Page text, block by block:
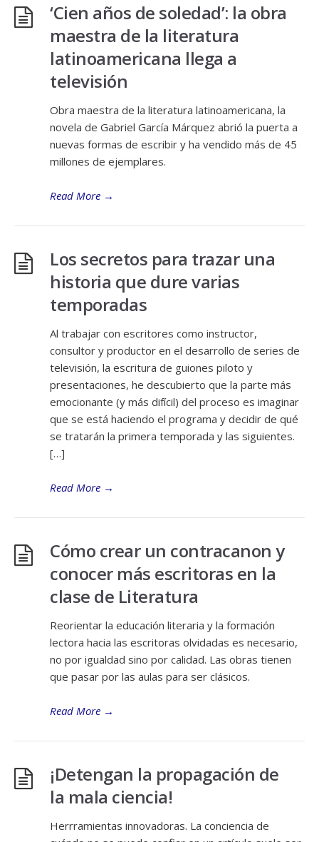
‘Cien años de soledad’: la obra
maestra de la literatura
latinoamericana llega a
televisión
Obra maestra de la literatura latinoamericana, la
novela de Gabriel García Márquez abrió la puerta a
nuevas formas de escribir y ha vendido más de 45
millones de ejemplares.
Read More →
Los secretos para trazar una
historia que dure varias
temporadas
Al trabajar con escritores como instructor,
consultor y productor en el desarrollo de series de
televisión, la escritura de guiones piloto y
presentaciones, he descubierto que la parte más
emocionante (y más difícil) del proceso es imaginar
que se está haciendo el programa y decidir de qué
se tratarán la primera temporada y las siguientes.
[…]
Read More →
Cómo crear un contracanon y
conocer más escritoras en la
clase de Literatura
Reorientar la educación literaria y la formación
lectora hacia las escritoras olvidadas es necesario,
no por igualdad sino por calidad. Las obras tienen
que pasar por las aulas para ser clásicos.
Read More →
¡Detengan la propagación de
la mala ciencia!
Herrramientas innovadoras. La conciencia de